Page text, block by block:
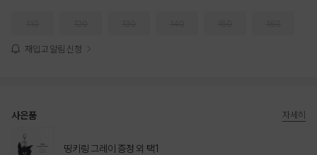
재입고 알림 신청
사은품
띵키링 그레이 증정 외 택1
자세히